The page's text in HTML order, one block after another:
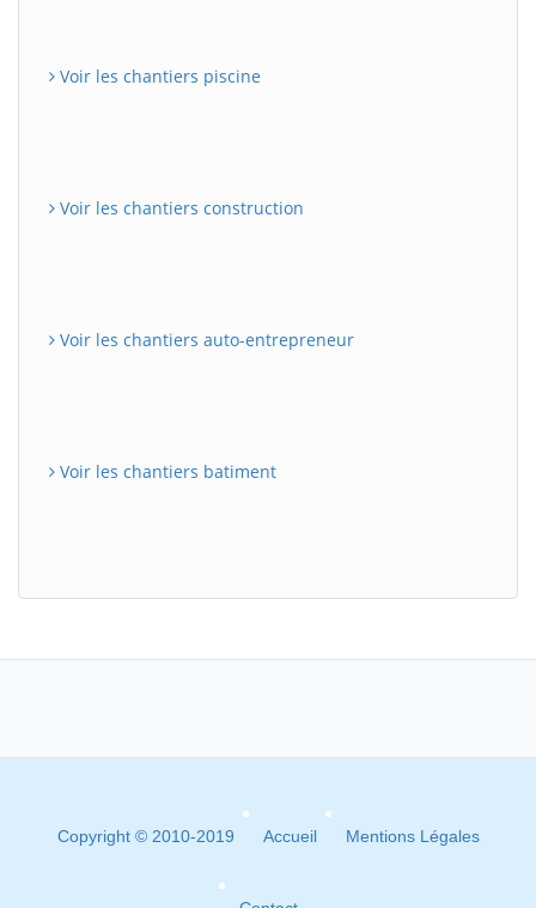
Voir les chantiers piscine
Voir les chantiers construction
Voir les chantiers auto-entrepreneur
Voir les chantiers batiment
Copyright © 2010-2019 Accueil Mentions Légales